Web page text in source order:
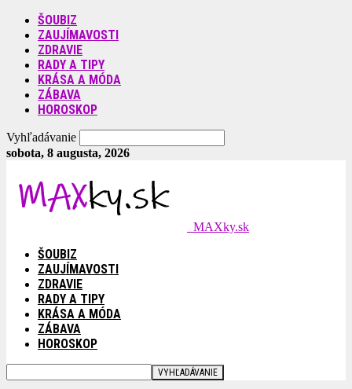
ŠOUBIZ
ZAUJÍMAVOSTI
ZDRAVIE
RADY A TIPY
KRÁSA A MÓDA
ZÁBAVA
HOROSKOP
Vyhľadávanie
sobota, 8 augusta, 2026
MAXky.sk
ŠOUBIZ
ZAUJÍMAVOSTI
ZDRAVIE
RADY A TIPY
KRÁSA A MÓDA
ZÁBAVA
HOROSKOP